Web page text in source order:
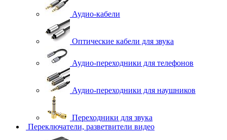
Аудио-кабели
Оптические кабели для звука
Аудио-переходники для телефонов
Аудио-переходники для наушников
Переходники для звука
Переключатели, разветвители видео